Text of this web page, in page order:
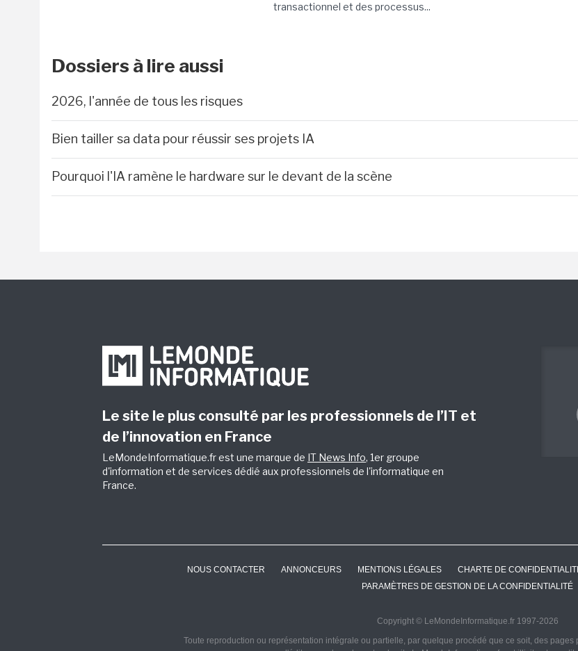
transactionnel et des processus...
Dossiers à lire aussi
2026, l'année de tous les risques
Bien tailler sa data pour réussir ses projets IA
Pourquoi l'IA ramène le hardware sur le devant de la scène
Le site le plus consulté par les professionnels de l’IT et
de l’innovation en France
LeMondeInformatique.fr est une marque de IT News Info, 1er groupe
d'information et de services dédié aux professionnels de l'informatique en
France.
NOUS CONTACTER ANNONCEURS MENTIONS LÉGALES CHARTE DE
PARAMÈTRES DE GESTION DE LA CONFIDENTIALITÉ
Copyright © LeMondeInformatique.fr 1997-2026
Toute reproduction ou représentation intégrale ou partielle, par quelque procédé que ce soit, des